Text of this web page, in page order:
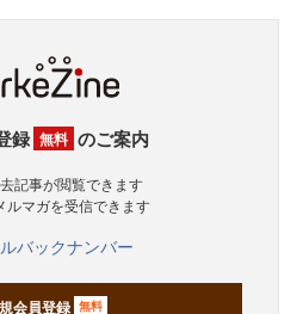
録 無料 のご案内
記事が閲覧できます
ルマガを受信できます
バックナンバー
会員登録 無料